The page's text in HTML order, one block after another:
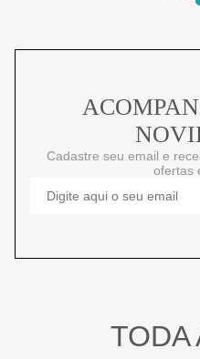
Cadastre seu email e
ofertas
TODA